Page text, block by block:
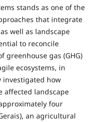
stands as one of the
that integrate
well as landscape
to reconcile
gas (GHG)
ecosystems, in
investigated how
affected landscape
four
an agricultural